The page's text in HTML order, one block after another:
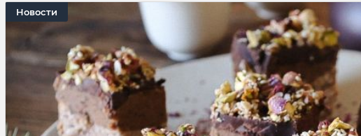
Новости